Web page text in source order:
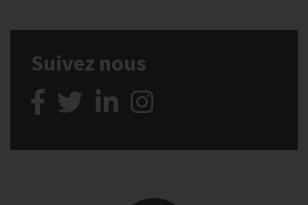
Suivez nous